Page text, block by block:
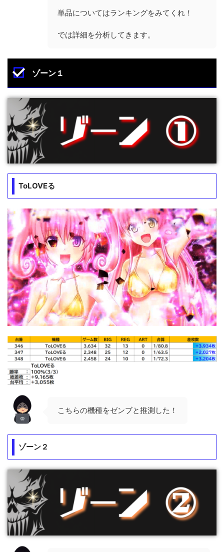
単品についてはランキングをみてくれ！
では詳細を分析してきます。
ゾーン１
ToLOVEる
こちらの機種をゼンブと推測した！
ゾーン２